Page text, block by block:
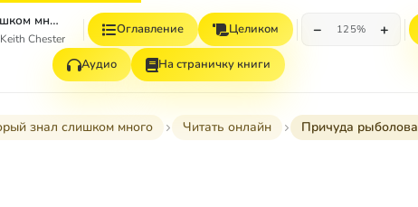
Человек, который знал слишком много (рассказы)
Chesterton)
Оглавление Целиком − 125% +
Аудио На страничку книги
знал слишком много Читать онлайн Причуда рыболова